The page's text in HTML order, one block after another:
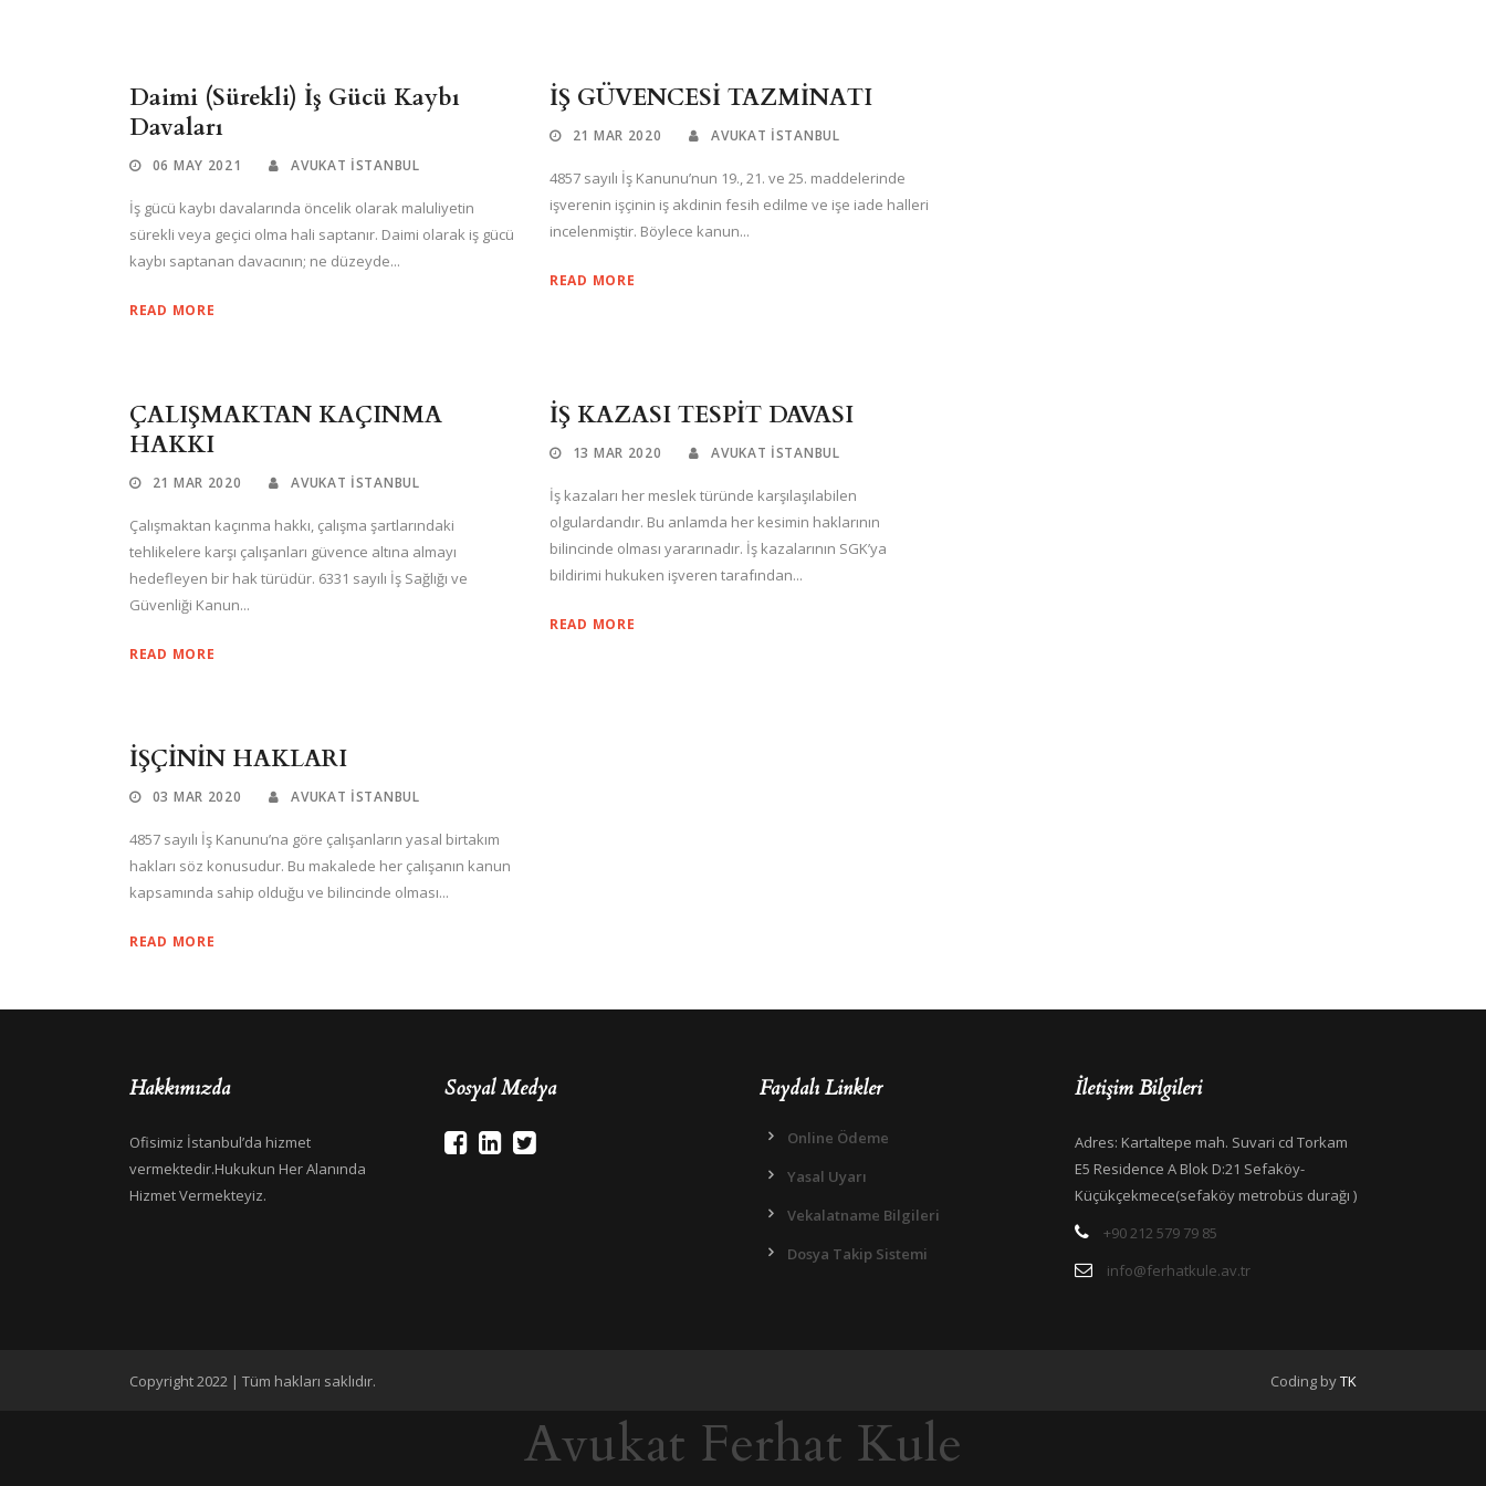
Daimi (Sürekli) İş Gücü Kaybı
Davaları
06 MAY 2021 AVUKAT ISTANBUL
İş gücü kaybı davalarında öncelik olarak maluliyetin
sürekli veya geçici olma hali saptanır. Daimi olarak iş gücü
kaybı saptanan davacının; ne düzeyde...
READ MORE
İŞ GÜVENCESİ TAZMİNATI
21 MAR 2020 AVUKAT ISTANBUL
4857 sayılı İş Kanunu’nun 19., 21. ve 25. maddelerinde
işverenin işçinin iş akdinin fesih edilme ve işe iade halleri
incelenmiştir. Böylece kanun...
READ MORE
ÇALIŞMAKTAN KAÇINMA
HAKKI
21 MAR 2020 AVUKAT ISTANBUL
Çalışmaktan kaçınma hakkı, çalışma şartlarındaki
tehlikelere karşı çalışanları güvence altına almayı
hedefleyen bir hak türüdür. 6331 sayılı İş Sağlığı ve
Güvenliği Kanun...
READ MORE
İŞ KAZASI TESPİT DAVASI
13 MAR 2020 AVUKAT ISTANBUL
İş kazaları her meslek türünde karşılaşılabilen
olgulardandır. Bu anlamda her kesimin haklarının
bilincinde olması yararınadır. İş kazalarının SGK’ya
bildirimi hukuken işveren tarafından...
READ MORE
İŞÇİNİN HAKLARI
03 MAR 2020 AVUKAT ISTANBUL
4857 sayılı İş Kanunu’na göre çalışanların yasal birtakım
hakları söz konusudur. Bu makalede her çalışanın kanun
kapsamında sahip olduğu ve bilincinde olması...
READ MORE
Hakkımızda
Ofisimiz İstanbul’da hizmet
vermektedir.Hukukun Her Alanında
Hizmet Vermekteyiz.
Sosyal Medya Faydalı Linkler
Online Ödeme
Yasal Uyarı
Vekalatname Bilgileri
Dosya Takip Sistemi
İletişim Bilgileri
Adres: Kartaltepe mah. Suvari cd Torkam
E5 Residence A Blok D:21 Sefaköy-
Küçükçekmece(sefaköy metrobüs durağı )
+90 212 579 79 85
info@ferhatkule.av.tr
Copyright 2022 | Tüm hakları saklıdır. Coding byTK
Avukat Ferhat Kule